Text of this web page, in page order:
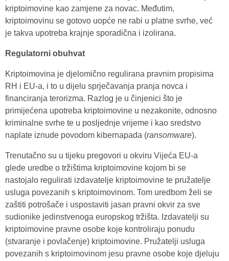
kriptoimovine kao zamjene za novac. Međutim,
kriptoimovinu se gotovo uopće ne rabi u platne svrhe, već
je takva upotreba krajnje sporadična i izolirana.
Regulatorni obuhvat
Kriptoimovina je djelomično regulirana pravnim propisima
RH i EU-a, i to u dijelu sprječavanja pranja novca i
financiranja terorizma. Razlog je u činjenici što je
primijećena upotreba kriptoimovine u nezakonite, odnosno
kriminalne svrhe te u posljednje vrijeme i kao sredstvo
naplate iznude povodom kibernapada (ransomware).
Trenutačno su u tijeku pregovori u okviru Vijeća EU-a
glede uredbe o tržištima kriptoimovine kojom bi se
nastojalo regulirati izdavatelje kriptoimovine te pružatelje
usluga povezanih s kriptoimovinom. Tom uredbom želi se
zaštiti potrošače i uspostaviti jasan pravni okvir za sve
sudionike jedinstvenoga europskog tržišta. Izdavatelji su
kriptoimovine pravne osobe koje kontroliraju ponudu
(stvaranje i povlačenje) kriptoimovine. Pružatelji usluga
povezanih s kriptoimovinom jesu pravne osobe koje djeluju